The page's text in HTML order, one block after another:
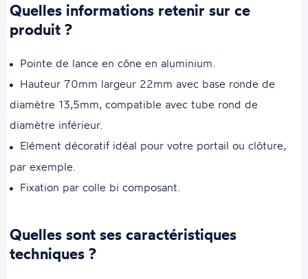
Quelles informations retenir sur ce
produit ?
Pointe de lance en cône en aluminium.
Hauteur 70mm largeur 22mm avec base ronde de
diamètre 13,5mm, compatible avec tube rond de
diamètre inférieur.
Elément décoratif idéal pour votre portail ou clôture,
par exemple.
Fixation par colle bi composant.
Quelles sont ses caractéristiques
techniques ?